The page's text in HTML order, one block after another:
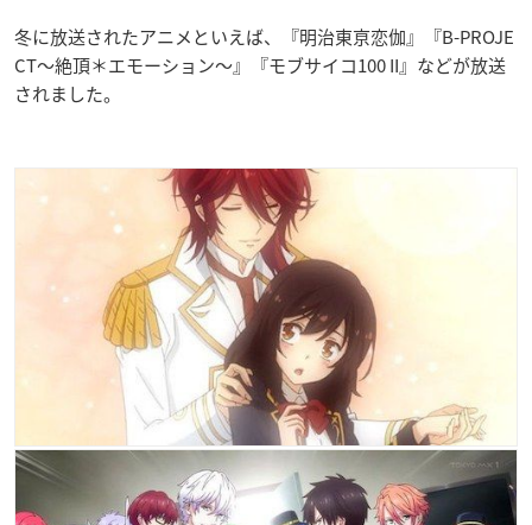
冬に放送されたアニメといえば、『明治東亰恋伽』『B-PROJE
CT～絶頂＊エモーション～』『モブサイコ100 II』などが放送
されました。